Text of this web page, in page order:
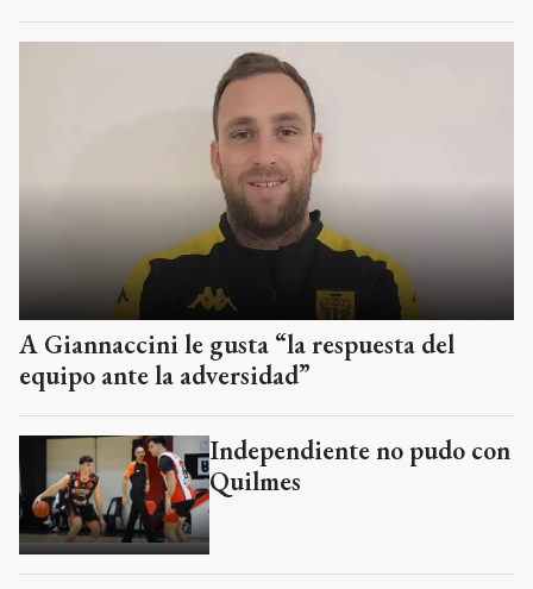
A Giannaccini le gusta “la respuesta del
equipo ante la adversidad”
Independiente no pudo con
Quilmes